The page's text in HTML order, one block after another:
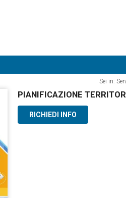
Sei in:
PIANIFICAZIONE
RICHIEDI INFO